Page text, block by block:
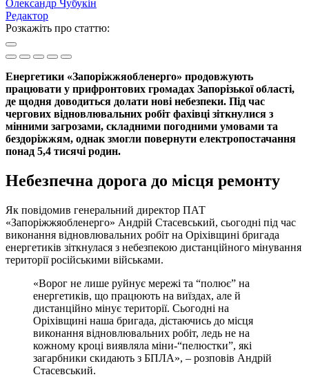
Олександр Чубукін
Редактор
Розкажіть про статтю:
Енергетики «Запоріжжяобленерго» продовжують
працювати у прифронтових громадах Запорізької області,
де щодня доводиться долати нові небезпеки. Під час
чергових відновлювальних робіт фахівці зіткнулися з
мінними загрозами, складними погодними умовами та
бездоріжжям, однак змогли повернути електропостачання
понад 5,4 тисячі родин.
Небезпечна дорога до місця ремонту
Як повідомив генеральний директор ПАТ
«Запоріжжяобленерго» Андрій Стасевський, сьогодні під час
виконання відновлювальних робіт на Оріхівщині бригада
енергетиків зіткнулася з небезпекою дистанційного мінування
території російськими військами.
«Ворог не лише руйнує мережі та “полює” на
енергетиків, що працюють на виїздах, але й
дистанційно мінує території. Сьогодні на
Оріхівщині наша бригада, дістаючись до місця
виконання відновлювальних робіт, ледь не на
кожному кроці виявляла міни-“пелюстки”, які
загарбники скидають з БПЛА», – розповів Андрій
Стасевський.